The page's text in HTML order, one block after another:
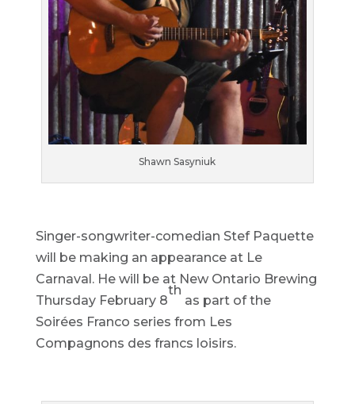
Shawn Sasyniuk
Singer-songwriter-comedian Stef Paquette
will be making an appearance at Le
Carnaval. He will be at New Ontario Brewing
Thursday February 8
th
as part of the
Soirées Franco series from Les
Compagnons des francs loisirs.